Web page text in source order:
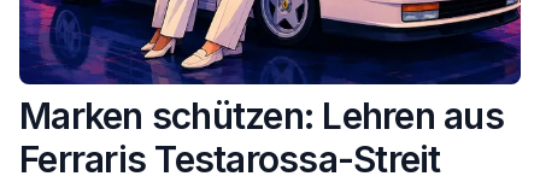
Marken schützen: Lehren aus
Ferraris Testarossa-Streit